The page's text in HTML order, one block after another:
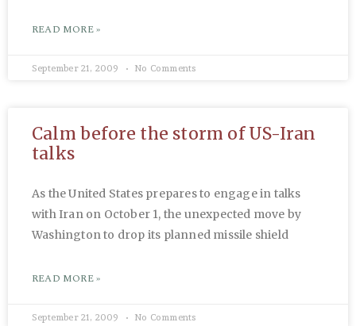
READ MORE »
September 21, 2009 No Comments
Calm before the storm of US-Iran
talks
As the United States prepares to engage in talks
with Iran on October 1, the unexpected move by
Washington to drop its planned missile shield
READ MORE »
September 21, 2009 No Comments